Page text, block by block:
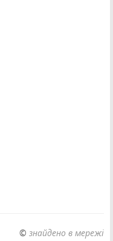
© знайдено в мережі